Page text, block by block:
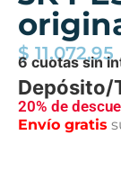
$ 11.072,95
6 cuotas sin
Depósito/
20% de
Envío gratis